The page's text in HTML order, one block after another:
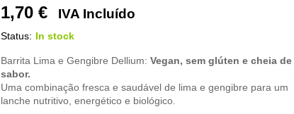
1,70€ IVA Incluído
Status: In stock
Barrita Lima e Gengibre Dellium:Vegan, sem glúten e cheia de
sabor.
Uma combinação fresca e saudável de lima e gengibre para um
lanche nutritivo, energético e biológico.